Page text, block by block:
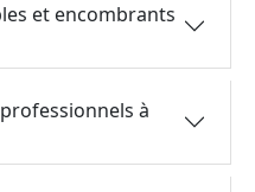
et encombrants
à